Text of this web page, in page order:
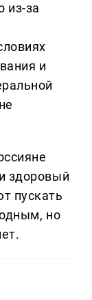
из-за
и
здоровый
пускать
но